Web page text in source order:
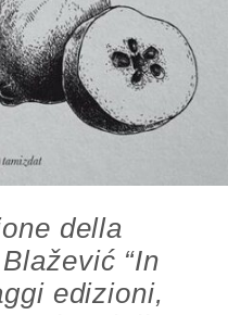
della
“In
edizioni,